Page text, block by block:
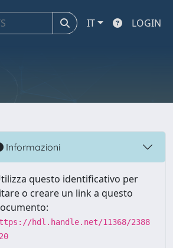
IT LOGIN
Informazioni
questo identificativo per
o creare un link a questo
hdl.handle.net/11368/2388